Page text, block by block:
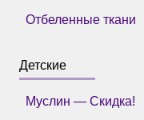
Отбеленные ткани
Детские
Муслин — Скидка!